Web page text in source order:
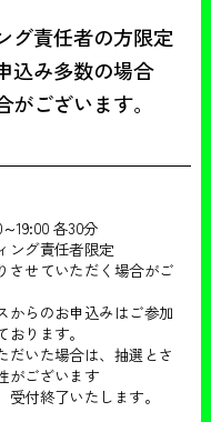
グ責任者の方限定
込み多数の場合
ございます。
19:00 各30分
ング責任者限定
させていただく場合がご
らのお申込みはご参加
ります。
いた場合は、抽選とさ
がございます‍
付終了いたします。